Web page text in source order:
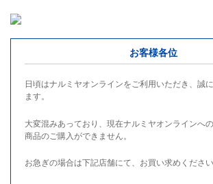
お客様各位
日頃はナルミヤオンラインをご利用いただき、誠
ます。
大変混みあっており、現在ナルミヤオンラインへ
商品のご購入ができません。
お急ぎの場合は下記店舗にて、お買い求めください